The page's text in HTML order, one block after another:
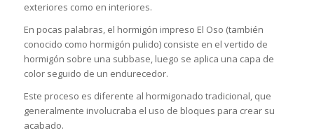
exteriores como en interiores.
En pocas palabras, el hormigón impreso El Oso (también
conocido como hormigón pulido) consiste en el vertido de
hormigón sobre una subbase, luego se aplica una capa de
color seguido de un endurecedor.
Este proceso es diferente al hormigonado tradicional, que
generalmente involucraba el uso de bloques para crear su
acabado.